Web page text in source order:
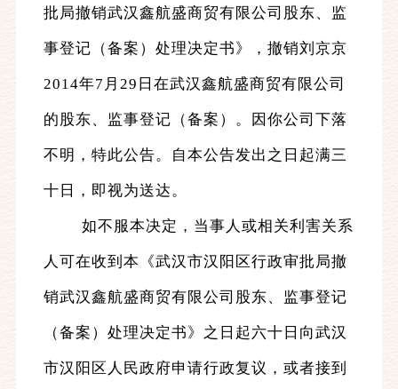
批局撤销武汉鑫航盛商贸有限公司股东、监
事登记（备案）处理决定书》，撤销刘京京
2014年7月29日在武汉鑫航盛商贸有限公司
的股东、监事登记（备案）。因你公司下落
不明，特此公告。自本公告发出之日起满三
十日，即视为送达。
如不服本决定，当事人或相关利害关系
人可在收到本《武汉市汉阳区行政审批局撤
销武汉鑫航盛商贸有限公司股东、监事登记
（备案）处理决定书》之日起六十日向武汉
市汉阳区人民政府申请行政复议，或者接到